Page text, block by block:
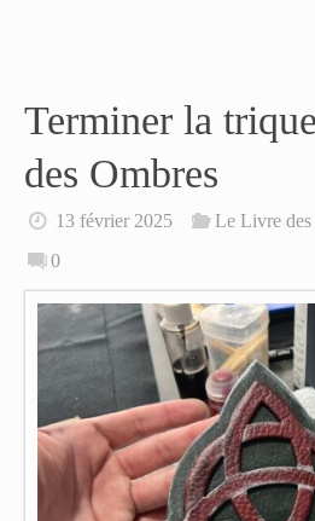
Terminer la
des Ombres
13 février 2025 Le Livre des
0